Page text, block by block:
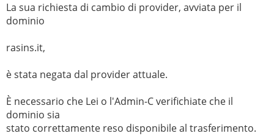
La sua richiesta di cambio di provider, avviata per il
dominio
rasins.it,
è stata negata dal provider attuale.
È necessario che Lei o l'Admin-C verifichiate che il
dominio sia
stato correttamente reso disponibile al trasferimento.